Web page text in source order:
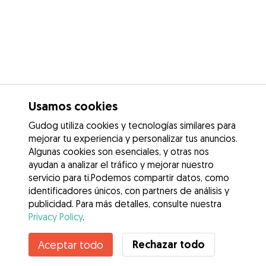
Usamos cookies
Gudog utiliza cookies y tecnologías similares para
mejorar tu experiencia y personalizar tus anuncios.
Algunas cookies son esenciales, y otras nos
ayudan a analizar el tráfico y mejorar nuestro
servicio para ti.Podemos compartir datos, como
identificadores únicos, con partners de análisis y
publicidad. Para más detalles, consulte nuestra
Privacy Policy.
Aceptar todo Rechazar todo